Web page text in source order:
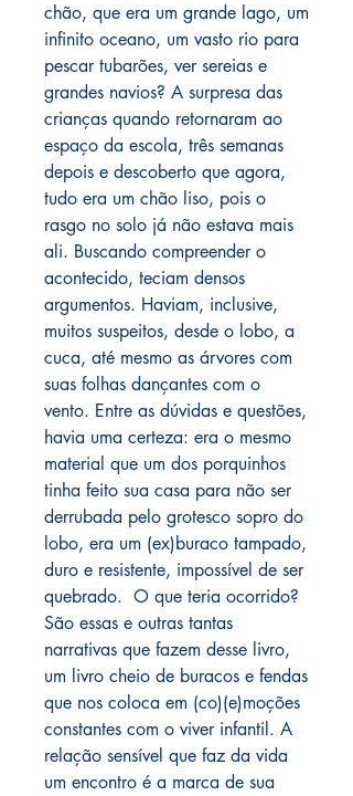
chão, que era um grande lago, um
infinito oceano, um vasto rio para
pescar tubarões, ver sereias e
grandes navios? A surpresa das
crianças quando retornaram ao
espaço da escola, três semanas
depois e descoberto que agora,
tudo era um chão liso, pois o
rasgo no solo já não estava mais
ali. Buscando compreender o
acontecido, teciam densos
argumentos. Haviam, inclusive,
muitos suspeitos, desde o lobo, a
cuca, até mesmo as árvores com
suas folhas dançantes com o
vento. Entre as dúvidas e questões,
havia uma certeza: era o mesmo
material que um dos porquinhos
tinha feito sua casa para não ser
derrubada pelo grotesco sopro do
lobo, era um (ex)buraco tampado,
duro e resistente, impossível de ser
quebrado. O que teria ocorrido?
São essas e outras tantas
narrativas que fazem desse livro,
um livro cheio de buracos e fendas
que nos coloca em (co)(e)moções
constantes com o viver infantil. A
relação sensível que faz da vida
um encontro é a marca de sua